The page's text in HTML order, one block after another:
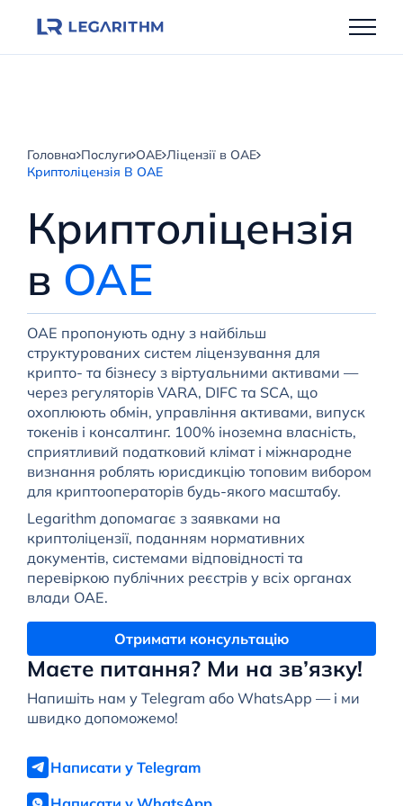
Головна Послуги ОАЕ Ліцензії в ОАЕ
Криптоліцензія В ОАЕ
Криптоліцензія
в ОАЕ
Маєте питання? Ми на зв’язку!
Напишіть нам у Telegram або WhatsApp — і ми
швидко допоможемо!
Написати у Telegram
ОАЕ пропонують одну з найбільш
структурованих систем ліцензування для
крипто- та бізнесу з віртуальними активами —
через регуляторів VARA, DIFC та SCA, що
охоплюють обмін, управління активами, випуск
токенів і консалтинг. 100% іноземна власність,
сприятливий податковий клімат і міжнародне
визнання роблять юрисдикцію топовим вибором
для криптооператорів будь-якого масштабу.
Legarithm допомагає з заявками на
криптоліцензії, поданням нормативних
документів, системами відповідності та
перевіркою публічних реєстрів у всіх органах
влади ОАЕ.
Отримати консультацію